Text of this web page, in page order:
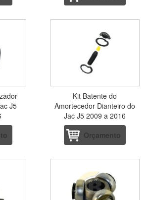
J5
Kit Batente do
Amortecedor Dianteiro do
Jac J5 2009 a 2016
Orçamento